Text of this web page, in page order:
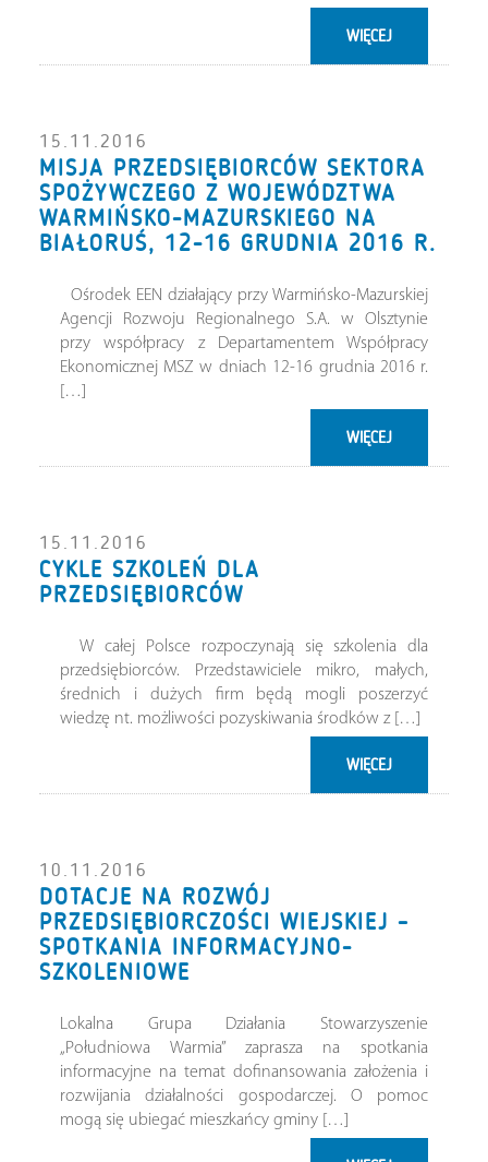
WIĘCEJ
15.11.2016
MISJA PRZEDSIĘBIORCÓW SEKTORA
SPOŻYWCZEGO Z WOJEWÓDZTWA
WARMIŃSKO-MAZURSKIEGO NA
BIAŁORUŚ, 12-16 GRUDNIA 2016 R.
Ośrodek EEN działający przy Warmińsko-Mazurskiej
Agencji Rozwoju Regionalnego S.A. w Olsztynie
przy współpracy z Departamentem Współpracy
Ekonomicznej MSZ w dniach 12-16 grudnia 2016 r.
[…]
WIĘCEJ
15.11.2016
CYKLE SZKOLEŃ DLA
PRZEDSIĘBIORCÓW
W całej Polsce rozpoczynają się szkolenia dla
przedsiębiorców. Przedstawiciele mikro, małych,
średnich i dużych firm będą mogli poszerzyć
wiedzę nt. możliwości pozyskiwania środków z […]
WIĘCEJ
10.11.2016
DOTACJE NA ROZWÓJ
PRZEDSIĘBIORCZOŚCI WIEJSKIEJ –
SPOTKANIA INFORMACYJNO-
SZKOLENIOWE
Lokalna Grupa Działania Stowarzyszenie
„Południowa Warmia” zaprasza na spotkania
informacyjne na temat dofinansowania założenia i
rozwijania działalności gospodarczej. O pomoc
mogą się ubiegać mieszkańcy gminy […]